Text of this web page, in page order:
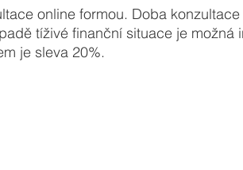
online formou. Doba
tíživé finanční situace je možná
je sleva 20%.